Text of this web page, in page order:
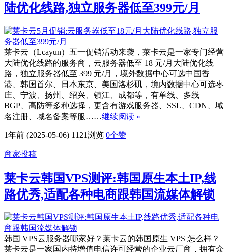
陆优化线路,独立服务器低至399元/月
莱卡云（Lcayun）五一促销活动来袭，莱卡云是一家专门经营
大陆优化线路的服务商，云服务器低至 18 元/月大陆优化线
路，独立服务器低至 399 元/月，境外数据中心可选中国香
港、韩国首尔、日本东京、美国洛杉矶，境内数据中心可选枣
庄、宁波、扬州、绍兴、镇江、成都等，有单线、多线
BGP、高防等多种选择，更含有游戏服务器、SSL、CDN、域
名注册、域名备案等服……继续阅读 »
1年前 (2025-05-06) 1121浏览 0个赞
商家投稿
莱卡云韩国VPS测评:韩国原生本土IP,线
路优秀,适配各种电商跟韩国流媒体解锁
韩国 VPS云服务器哪家好？莱卡云的韩国原生 VPS 怎么样？
莱卡云是一家国内持增值电信许可经营的企业云厂商，拥有众